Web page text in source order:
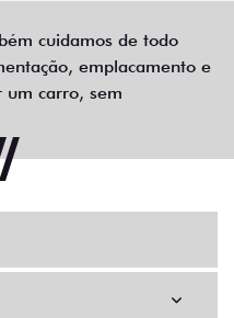
cuidamos de todo
emplacamento e
um carro, sem